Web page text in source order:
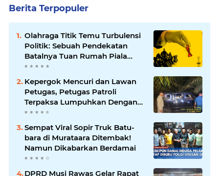
Berita Terpopuler
Olahraga Titik Temu Turbulensi
Politik: Sebuah Pendekatan
Batalnya Tuan Rumah Piala
Dunia U-20
Kepergok Mencuri dan Lawan
Petugas, Petugas Patroli
Terpaksa Lumpuhkan Dengan
Peluru Karet
Sempat Viral Sopir Truk Batu-
bara di Murataara Ditembak!
Namun Dikabarkan Berdamai
DPRD Musi Rawas Gelar Rapat